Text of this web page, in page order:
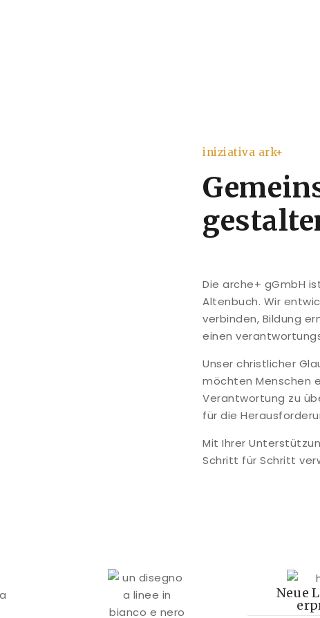
iniziativa ark+
Die arche+ gGmbH
Altenbuch. Wir
verbinden, Bildung
einen
Unser christlicher
möchten Menschen
Verantwortung zu
für die
Mit Ihrer
Schritt für Schritt
Neue